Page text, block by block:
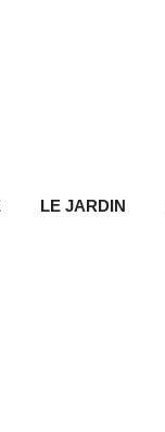
LE JARDIN